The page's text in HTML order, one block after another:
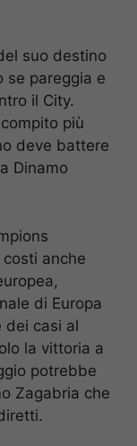
suo destino
se pareggia e
il City.
più
deve battere
Dinamo
anche
di Europa
dei casi al
la vittoria a
potrebbe
Zagabria che